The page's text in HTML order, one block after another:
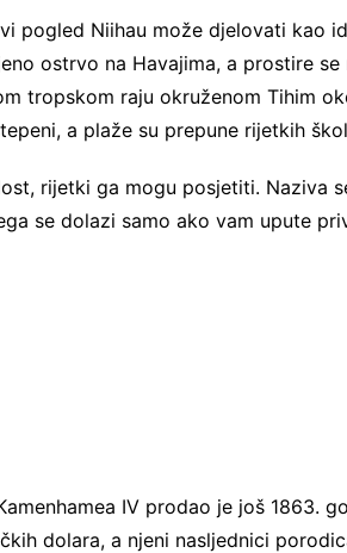
pogled Niihau može djelovati kao
ostrvo na Havajima, a prostire
tropskom raju okruženom Tihim
a plaže su prepune rijetkih
rijetki ga mogu posjetiti. Naziva
se dolazi samo ako vam upute
IV prodao je još 1863.
dolara, a njeni nasljednici